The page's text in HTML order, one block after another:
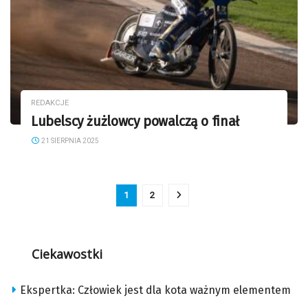
REDAKCJE
Lubelscy żużlowcy powalczą o finał
21 SIERPNIA 2025
1 2
Ciekawostki
Ekspertka: Człowiek jest dla kota ważnym elementem